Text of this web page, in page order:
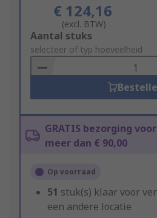
€ 124,16
(excl. BTW)
Add
to
Basket
Aantal stuks
selecteer of typ hoeveelheid
GRATIS bezorging
meer dan € 90,00
Op voorraad
51 stuk(s) klaar voor
een andere locatie